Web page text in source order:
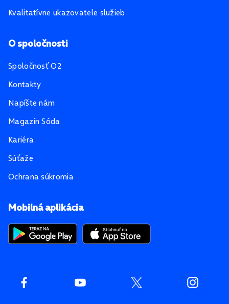
Mobilná aplikácia
Kvalitatívne ukazovatele služieb
O spoločnosti
Spoločnosť O2
Kontakty
Napíšte nám
Magazín Sóda
Kariéra
Súťaže
Ochrana súkromia